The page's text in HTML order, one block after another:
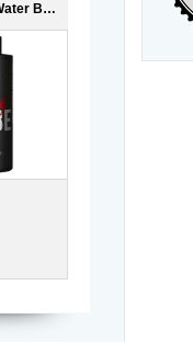
Bodylube Water Based 500ml